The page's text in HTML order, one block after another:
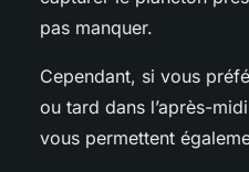
pas manquer.
Cependant, si vous
ou tard dans l’après-
vous permettent